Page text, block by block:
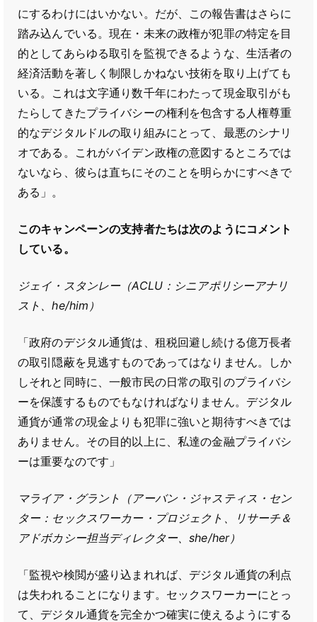
にするわけにはいかない。だが、この報告書はさらに
踏み込んでいる。現在・未来の政権が犯罪の特定を目
的としてあらゆる取引を監視できるような、生活者の
経済活動を著しく制限しかねない技術を取り上げても
いる。これは文字通り数千年にわたって現金取引がも
たらしてきたプライバシーの権利を包含する人権尊重
的なデジタルドルの取り組みにとって、最悪のシナリ
オである。これがバイデン政権の意図するところでは
ないなら、彼らは直ちにそのことを明らかにすべきで
ある」。
このキャンペーンの支持者たちは次のようにコメント
している。
ジェイ・スタンレー（ACLU：シニアポリシーアナリ
スト、he/him）
「政府のデジタル通貨は、租税回避し続ける億万長者
の取引隠蔽を見逃すものであってはなりません。しか
しそれと同時に、一般市民の日常の取引のプライバシ
ーを保護するものでもなければなりません。デジタル
通貨が通常の現金よりも犯罪に強いと期待すべきでは
ありません。その目的以上に、私達の金融プライバシ
ーは重要なのです」
マライア・グラント（アーバン・ジャスティス・セン
ター：セックスワーカー・プロジェクト、リサーチ＆
アドボカシー担当ディレクター、she/her）
「監視や検閲が盛り込まれれば、デジタル通貨の利点
は失われることになります。セックスワーカーにとっ
て、デジタル通貨を完全かつ確実に使えるようにする